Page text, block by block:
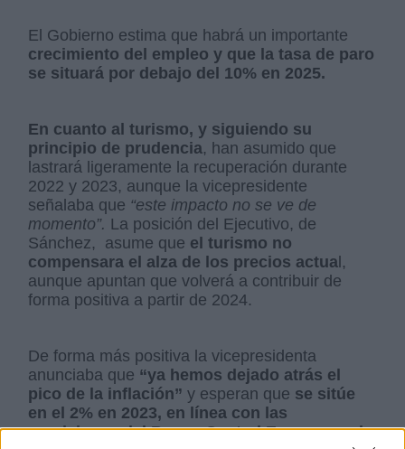
El Gobierno estima que habrá un importante
crecimiento del empleo y que la tasa de paro
se situará por debajo del 10% en 2025.
En cuanto al turismo, y siguiendo su
principio de prudencia, han asumido que
lastrará ligeramente la recuperación durante
2022 y 2023, aunque la vicepresidente
señalaba que “este impacto no se ve de
momento”. La posición del Ejecutivo, de
Sánchez, asume que el turismo no
compensara el alza de los precios actual,
aunque apuntan que volverá a contribuir de
forma positiva a partir de 2024.
De forma más positiva la vicepresidenta
anunciaba que “ya hemos dejado atrás el
pico de la inflación” y esperan que se sitúe
en el 2% en 2023, en línea con las
previsiones del Banco Central Europeo y el